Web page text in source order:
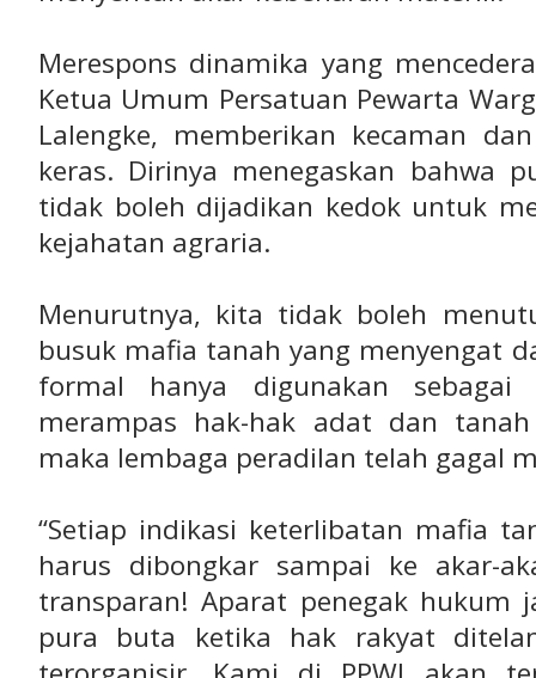
Merespons dinamika yang
Ketua Umum Persatuan Pewarta
Lalengke, memberikan kecaman
keras. Dirinya menegaskan bahwa
tidak boleh dijadikan kedok untuk
kejahatan agraria.
Menurutnya, kita tidak boleh
busuk mafia tanah yang menyengat
formal hanya digunakan
merampas hak-hak adat dan
maka lembaga peradilan telah gagal
“Setiap indikasi keterlibatan mafia
harus dibongkar sampai ke akar-
transparan! Aparat penegak hukum
pura buta ketika hak rakyat